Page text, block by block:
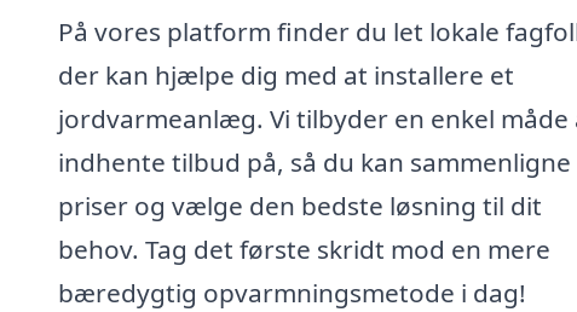
På vores platform finder du let lokale
der kan hjælpe dig med at installere et
jordvarmeanlæg. Vi tilbyder en enkel måde
indhente tilbud på, så du kan sammenligne
priser og vælge den bedste løsning til dit
behov. Tag det første skridt mod en mere
bæredygtig opvarmningsmetode i dag!